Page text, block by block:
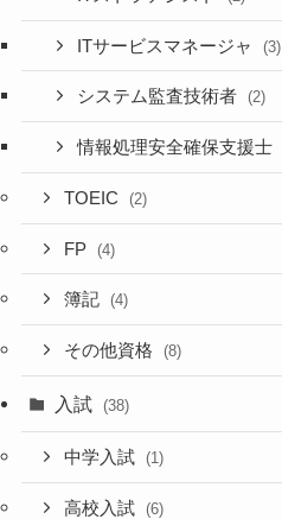
ITサービスマネージャ (3)
システム監査技術者 (2)
情報処理安全確保支援士
TOEIC (2)
FP (4)
簿記 (4)
その他資格 (8)
入試 (38)
中学入試 (1)
高校入試 (6)